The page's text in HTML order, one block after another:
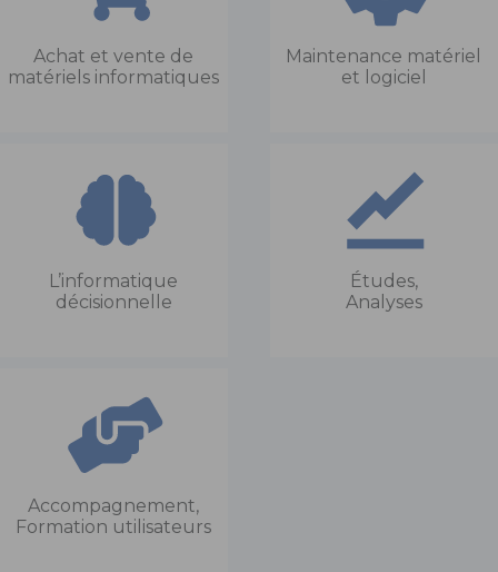
Achat et vente de
matériels informatiques
Maintenance matériel
et logiciel
L’informatique
décisionnelle
Études,
Analyses
Accompagnement,
Formation utilisateurs